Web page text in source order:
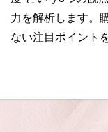
力を解析します。
ない注目ポイント